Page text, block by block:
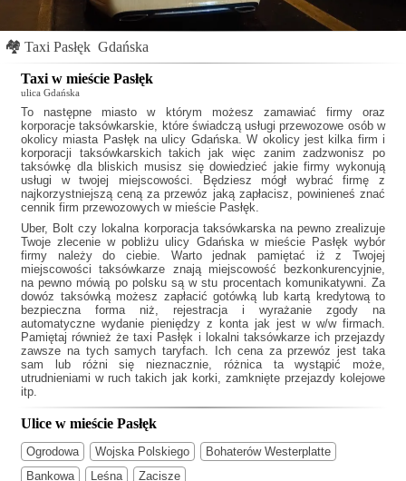
🏘 Taxi Pasłęk Gdańska
Taxi w mieście Pasłęk
ulica Gdańska
To następne miasto w którym możesz zamawiać firmy oraz
korporacje taksówkarskie, które świadczą usługi przewozowe osób w
okolicy miasta Pasłęk na ulicy Gdańska. W okolicy jest kilka firm i
korporacji taksówkarskich takich jak więc zanim zadzwonisz po
taksówkę dla bliskich musisz się dowiedzieć jakie firmy wykonują
usługi w twojej miejscowości. Będziesz mógł wybrać firmę z
najkorzystniejszą ceną za przewóz jaką zapłacisz, powinieneś znać
cennik firm przewozowych w mieście Pasłęk.
Uber, Bolt czy lokalna korporacja taksówkarska na pewno zrealizuje
Twoje zlecenie w pobliżu ulicy Gdańska w mieście Pasłęk wybór
firmy należy do ciebie. Warto jednak pamiętać iż z Twojej
miejscowości taksówkarze znają miejscowość bezkonkurencyjnie,
na pewno mówią po polsku są w stu procentach komunikatywni. Za
dowóz taksówką możesz zapłacić gotówką lub kartą kredytową to
bezpieczna forma niż, rejestracja i wyrażanie zgody na
automatyczne wydanie pieniędzy z konta jak jest w w/w firmach.
Pamiętaj również żetaxi Pasłęk i lokalni taksówkarze ich przejazdy
zawsze na tych samych taryfach. Ich cena za przewóz jest taka
sam lub różni się nieznacznie, różnica ta wystąpić może,
utrudnieniami w ruch takich jak korki, zamknięte przejazdy kolejowe
itp.
Ulice w mieście Pasłęk
Ogrodowa Wojska Polskiego
Bohaterów Westerplatte
Bankowa
Leśna Zacisze